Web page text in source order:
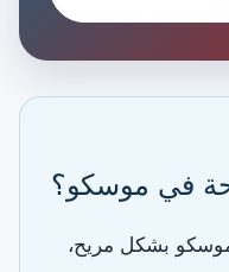
موسكو بشكل مريح،